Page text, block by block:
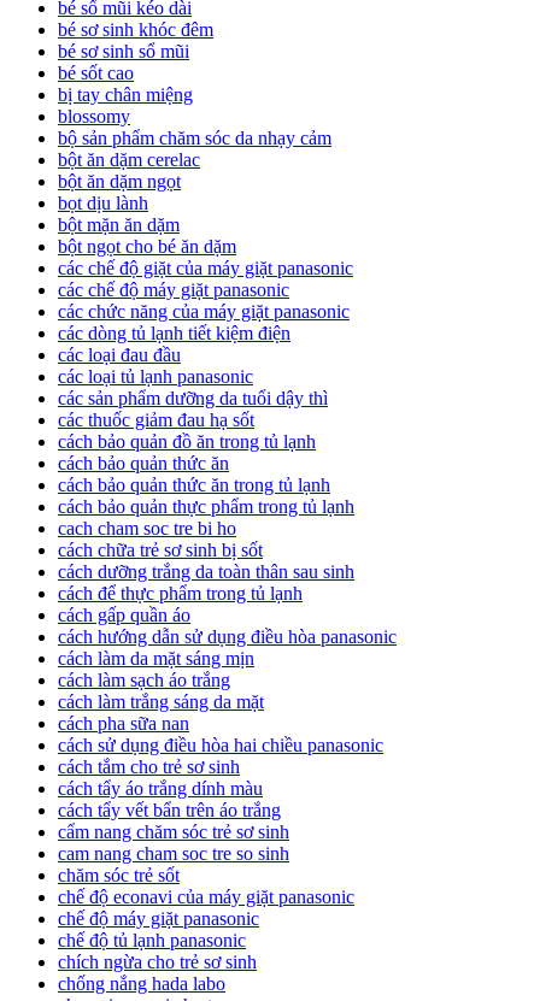
bé sổ mũi kéo dài
bé sơ sinh khóc đêm
bé sơ sinh sổ mũi
bé sốt cao
bị tay chân miệng
blossomy
bộ sản phẩm chăm sóc da nhạy cảm
bột ăn dặm cerelac
bột ăn dặm ngọt
bọt dịu lành
bột mặn ăn dặm
bột ngọt cho bé ăn dặm
các chế độ giặt của máy giặt panasonic
các chế độ máy giặt panasonic
các chức năng của máy giặt panasonic
các dòng tủ lạnh tiết kiệm điện
các loại đau đầu
các loại tủ lạnh panasonic
các sản phẩm dưỡng da tuổi dậy thì
các thuốc giảm đau hạ sốt
cách bảo quản đồ ăn trong tủ lạnh
cách bảo quản thức ăn
cách bảo quản thức ăn trong tủ lạnh
cách bảo quản thực phẩm trong tủ lạnh
cach cham soc tre bi ho
cách chữa trẻ sơ sinh bị sốt
cách dưỡng trắng da toàn thân sau sinh
cách để thực phẩm trong tủ lạnh
cách gấp quần áo
cách hướng dẫn sử dụng điều hòa panasonic
cách làm da mặt sáng mịn
cách làm sạch áo trắng
cách làm trắng sáng da mặt
cách pha sữa nan
cách sử dụng điều hòa hai chiều panasonic
cách tắm cho trẻ sơ sinh
cách tẩy áo trắng dính màu
cách tẩy vết bẩn trên áo trắng
cẩm nang chăm sóc trẻ sơ sinh
cam nang cham soc tre so sinh
chăm sóc trẻ sốt
chế độ econavi của máy giặt panasonic
chế độ máy giặt panasonic
chế độ tủ lạnh panasonic
chích ngừa cho trẻ sơ sinh
chống nắng hada labo